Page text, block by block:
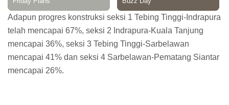
Adapun progres konstruksi seksi 1 Tebing Tinggi-Indrapura
telah mencapai 67%, seksi 2 Indrapura-Kuala Tanjung
mencapai 36%, seksi 3 Tebing Tinggi-Sarbelawan
mencapai 41% dan seksi 4 Sarbelawan-Pematang Siantar
mencapai 26%.